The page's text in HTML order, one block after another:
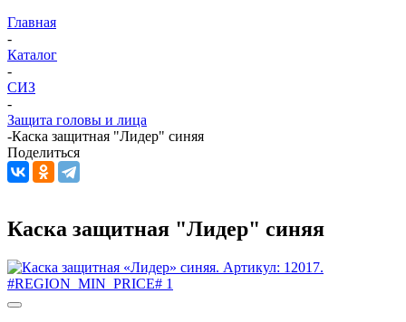
Главная
-
Каталог
-
СИЗ
-
Защита головы и лица
-Каска защитная "Лидер" синяя
Поделиться
Каска защитная "Лидер" синяя